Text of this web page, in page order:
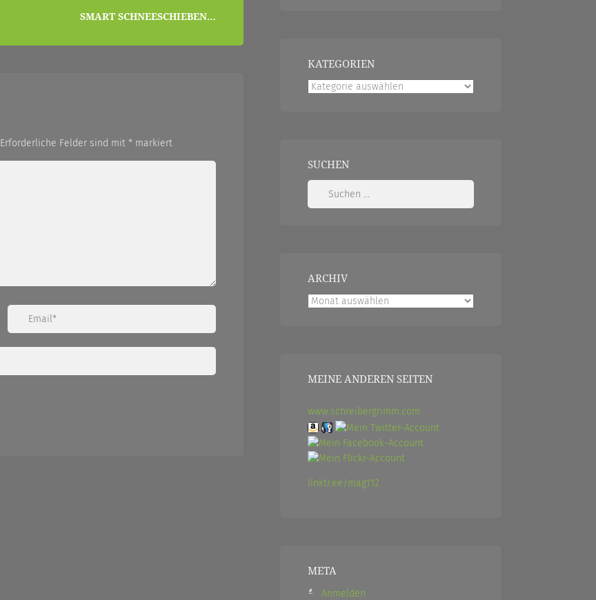
SMART SCHNEESCHIEBEN…
Erforderliche Felder sind mit * markiert
KATEGORIEN
Kategorien
SUCHEN
Suchen
ARCHIV
Archiv
MEINE ANDEREN SEITEN
www.schreibergrimm.com
linktr.ee/mag112
META
Anmelden